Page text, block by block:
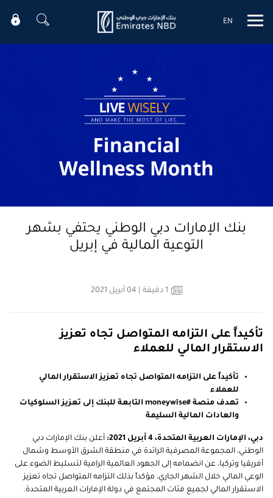
Mobile menu
EN
بنك الإمارات دبي الوطني يحتفي بشهر
التوعية المالية في إبريل
1 دقيقة
تأكيداً على التزامه المتواصل تجاه تعزيز
الاستقرار المالي للعملاء
تأكيداً على التزامه المتواصل تجاه تعزيز الاستقرار المالي
للعملاء
تهدف منصة #moneywise التابعة للبنك إلى تعزيز السلوكيات
والعادات المالية السليمة
دبي، الإمارات العربية المتحدة، 4 أبريل 2021:
أعلن بنك الإمارات دبي
الوطني، المجموعة المصرفية الرائدة في منطقة الشرق الأوسط وشمال
أفريقيا وتركيا، عن انضمامه إلى الجهود العالمية الرامية لتسليط الضوء على
الوعي المالي خلال الشهر الجاري، مؤكداً بذلك التزامه المتواصل تجاه تعزيز
الاستقرار المالي لجميع فئات المجتمع في دولة الإمارات العربية المتحدة.